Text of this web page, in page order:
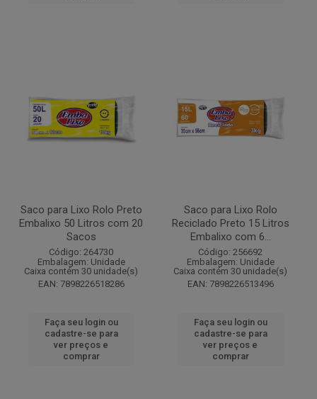
Saco para Lixo Rolo Preto
Embalixo 50 Litros com 20
Sacos
Código: 264730
Embalagem: Unidade
Caixa contém 30 unidade(s)
EAN: 7898226518286
Faça seu login ou
cadastre-se para
ver preços e
comprar
Saco para Lixo Rolo
Reciclado Preto 15 Litros
Embalixo com 6...
Código: 256692
Embalagem: Unidade
Caixa contém 30 unidade(s)
EAN: 7898226513496
Faça seu login ou
cadastre-se para
ver preços e
comprar